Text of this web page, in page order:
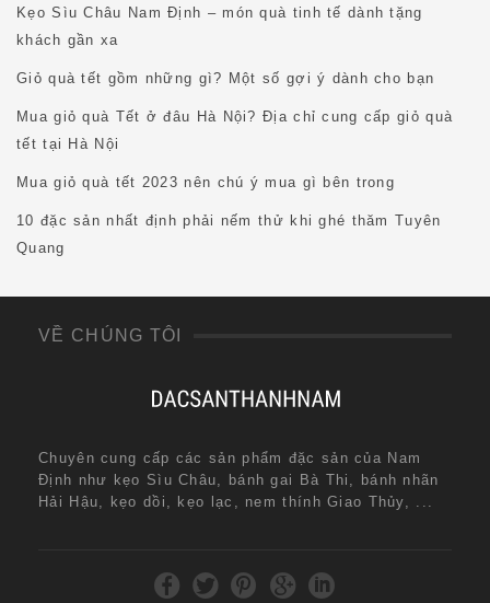
Kẹo Sìu Châu Nam Định – món quà tinh tế dành tặng
khách gần xa
Giỏ quà tết gồm những gì? Một số gợi ý dành cho bạn
Mua giỏ quà Tết ở đâu Hà Nội? Địa chỉ cung cấp giỏ quà
tết tại Hà Nội
Mua giỏ quà tết 2023 nên chú ý mua gì bên trong
10 đặc sản nhất định phải nếm thử khi ghé thăm Tuyên
Quang
VỀ CHÚNG TÔI
Chuyên cung cấp các sản phẩm đặc sản của Nam
Định như kẹo Sìu Châu, bánh gai Bà Thi, bánh nhãn
Hải Hậu, kẹo dồi, kẹo lạc, nem thính Giao Thủy, ...